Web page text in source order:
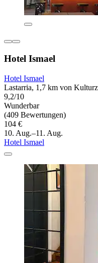
Hotel Ismael
Hotel Ismael
Lastarria, 1,7 km von
9,2/10
Wunderbar
(409 Bewertungen)
104 €
10. Aug.–11. Aug.
Hotel Ismael